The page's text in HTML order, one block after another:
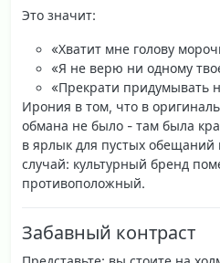
Это значит:
«Хватит мне голову
«Я не верю ни одному
«Прекрати придумывать
Ирония в том, что в
обмана не было - там была
в ярлык для пустых
случай: культурный бренд
противоположный.
Забавный контраст